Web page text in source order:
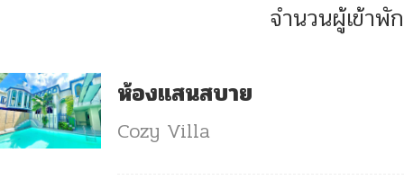
จำนวนผู้เข้าพัก
ห้องแสนสบาย
Cozy Villa